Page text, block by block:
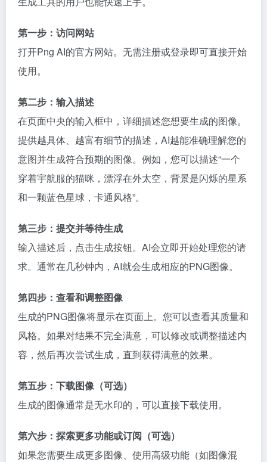
第一步：访问网站
打开Png AI的官方网站。无需注册或登录即可直接开始
使用。
第二步：输入描述
在页面中央的输入框中，详细描述您想要生成的图像。
提供越具体、越富有细节的描述，AI越能准确理解您的
意图并生成符合预期的图像。例如，您可以描述“一个
穿着宇航服的猫咪，漂浮在外太空，背景是闪烁的星系
和一颗蓝色星球，卡通风格”。
第三步：提交并等待生成
输入描述后，点击生成按钮。AI会立即开始处理您的请
求。通常在几秒钟内，AI就会生成相应的PNG图像。
第四步：查看和调整图像
生成的PNG图像将显示在页面上。您可以查看其质量和
风格。如果对结果不完全满意，可以修改或调整描述内
容，然后再次尝试生成，直到获得满意的效果。
第五步：下载图像（可选）
生成的图像通常是无水印的，可以直接下载使用。
第六步：探索更多功能或订阅（可选）
如果您需要生成更多图像、使用高级功能（如图像混